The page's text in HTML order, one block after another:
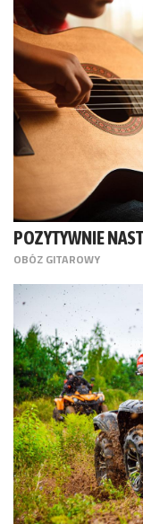
POZYTYWNIE
OBÓZ GITAROWY